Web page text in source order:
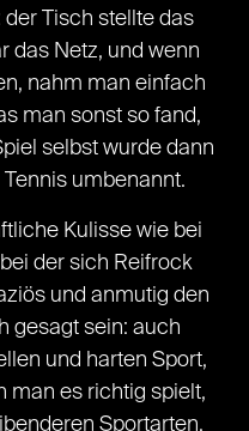
Tisch stellte das
das Netz, und wenn
nahm man einfach
man sonst so fand,
selbst wurde dann
umbenannt.
Kulisse wie bei
der sich Reifrock
und anmutig den
gesagt sein: auch
und harten Sport,
man es richtig spielt,
Sportarten,